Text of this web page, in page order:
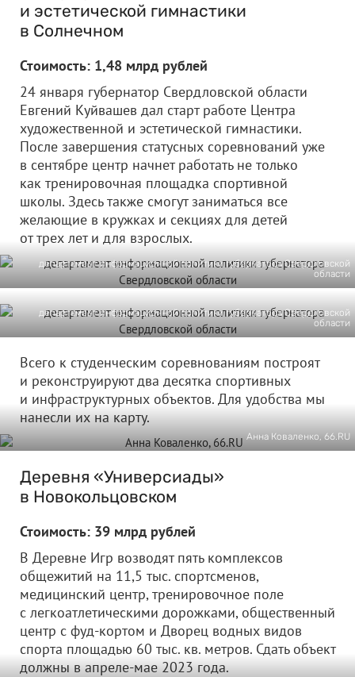
и эстетической гимнастики
в Солнечном
Стоимость: 1,48 млрд рублей
24 января губернатор Свердловской области
Евгений Куйвашев дал старт работе Центра
художественной и эстетической гимнастики.
После завершения статусных соревнований уже
в сентябре центр начнет работать не только
как тренировочная площадка спортивной
школы. Здесь также смогут заниматься все
желающие в кружках и секциях для детей
от трех лет и для взрослых.
департамент информационной политики губернатора Свердловской
области
департамент информационной политики губернатора Свердловской
области
Всего к студенческим соревнованиям построят
и реконструируют два десятка спортивных
и инфраструктурных объектов. Для удобства мы
нанесли их на карту.
Анна Коваленко, 66.RU
Деревня «Универсиады»
в Новокольцовском
Стоимость: 39 млрд рублей
В Деревне Игр возводят пять комплексов
общежитий на 11,5 тыс. спортсменов,
медицинский центр, тренировочное поле
с легкоатлетическими дорожками, общественный
центр с фуд-кортом и Дворец водных видов
спорта площадью 60 тыс. кв. метров. Сдать объект
должны в апреле-мае 2023 года.